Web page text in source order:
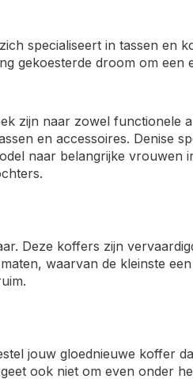
specialiseert in tassen en
gekoesterde droom om een
zijn naar zowel functionele
en accessoires. Denise
naar belangrijke vrouwen
Deze koffers zijn
waarvan de kleinste
jouw gloednieuwe koffer
ook niet om even onder